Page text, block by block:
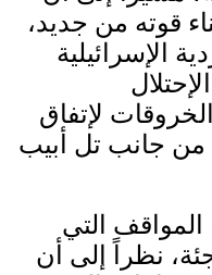
قوته من جديد،
الإسرائيلية
لإتفاق
من جانب تل أبيب
المواقف التي
نظراً إلى أن